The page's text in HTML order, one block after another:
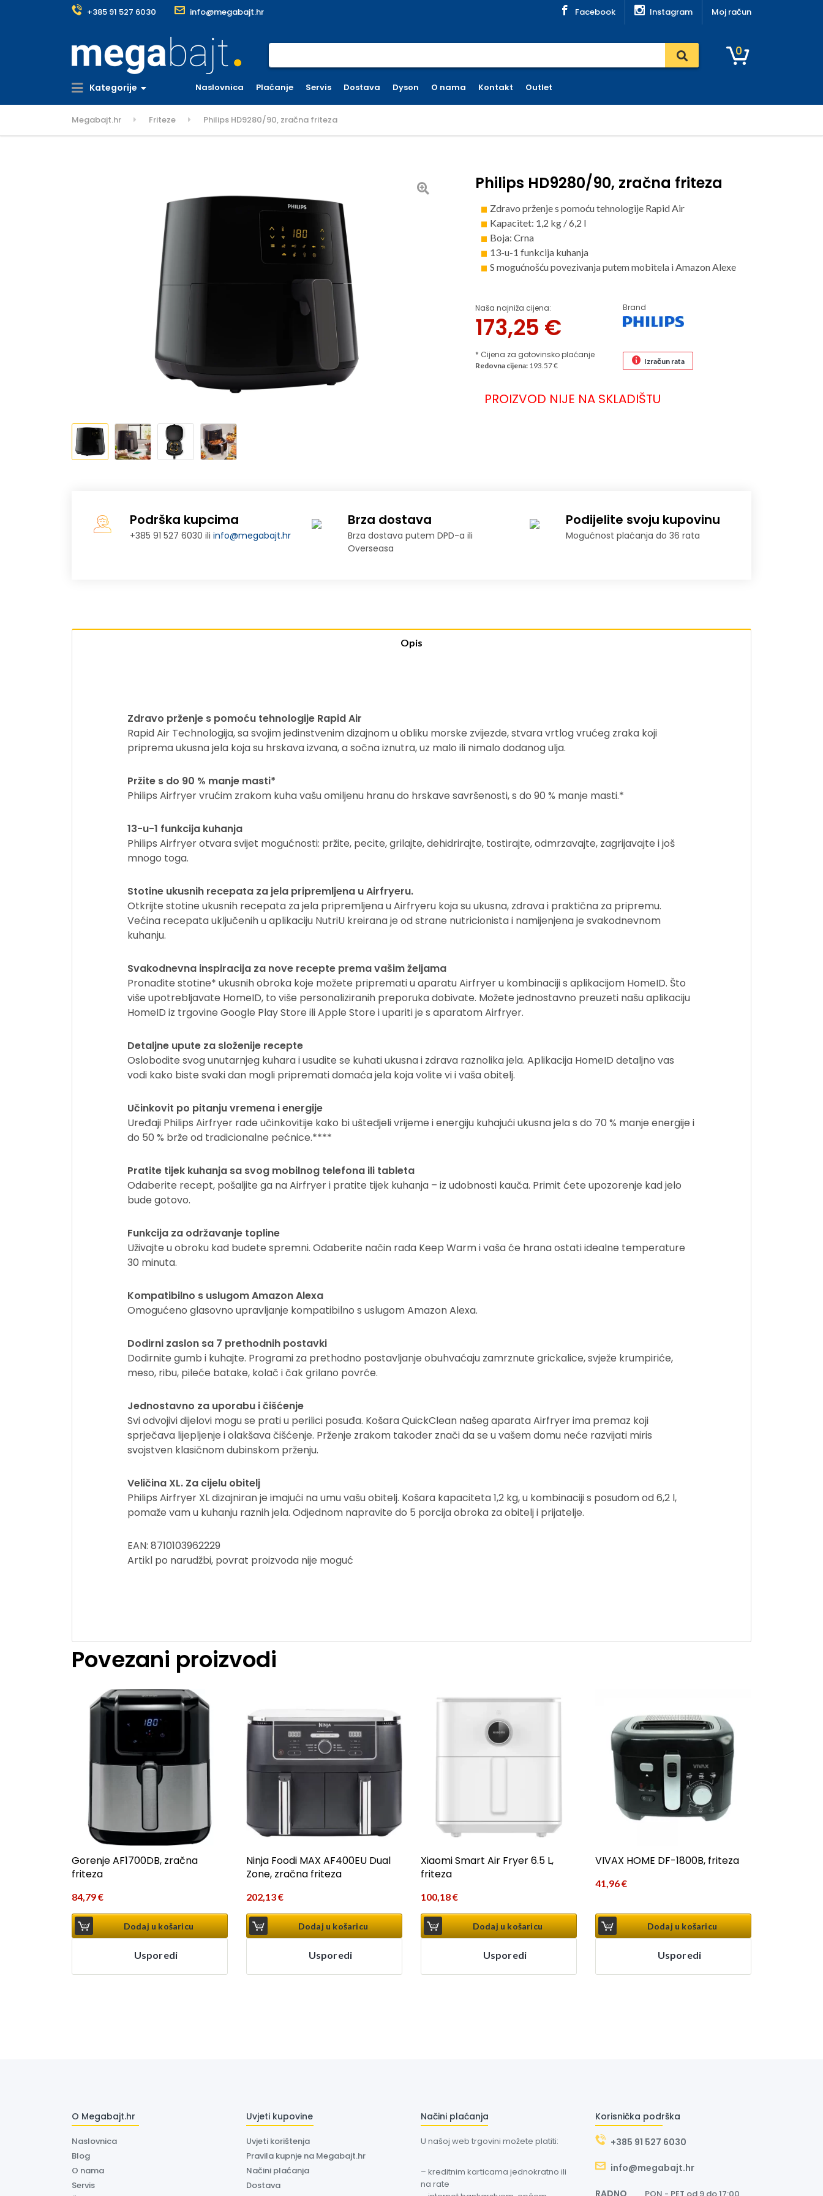
+385 91 527 6030 info@megabajt.hr Facebook Instagram Moj račun
0
Kategorije Naslovnica Plaćanje Servis Dostava Dyson O nama Kontakt Outlet
Megabajt.hr Friteze Philips HD9280/90, zračna friteza
Philips HD9280/90, zračna friteza
Zdravo prženje s pomoću tehnologije Rapid Air
Kapacitet: 1,2 kg / 6,2 l
Boja: Crna
13-u-1 funkcija kuhanja
S mogućnošću povezivanja putem mobitela i Amazon Alexe
Naša najniža cijena:
173,25 €
* Cijena za gotovinsko plaćanje
Brand
Redovna cijena: 193.57 € Izračun rata
PROIZVOD NIJE NA SKLADIŠTU
Podrška kupcima
+385 91 527 6030 iliinfo@megabajt.hr
Brza dostava
Brza dostava putem DPD-a ili
Overseasa
Podijelite svoju kupovinu
Mogućnost plaćanja do 36 rata
Opis
Zdravo prženje s pomoću tehnologije Rapid Air
Rapid Air Technologija, sa svojim jedinstvenim dizajnom u obliku morske zvijezde, stvara vrtlog vrućeg zraka koji
priprema ukusna jela koja su hrskava izvana, a sočna iznutra, uz malo ili nimalo dodanog ulja.
Pržite s do 90 % manje masti*
Philips Airfryer vrućim zrakom kuha vašu omiljenu hranu do hrskave savršenosti, s do 90 % manje masti.*
13-u-1 funkcija kuhanja
Philips Airfryer otvara svijet mogućnosti: pržite, pecite, grilajte, dehidrirajte, tostirajte, odmrzavajte, zagrijavajte i još
mnogo toga.
Stotine ukusnih recepata za jela pripremljena u Airfryeru.
Otkrijte stotine ukusnih recepata za jela pripremljena u Airfryeru koja su ukusna, zdrava i praktična za pripremu.
Većina recepata uključenih u aplikaciju NutriU kreirana je od strane nutricionista i namijenjena je svakodnevnom
kuhanju.
Svakodnevna inspiracija za nove recepte prema vašim željama
Pronađite stotine* ukusnih obroka koje možete pripremati u aparatu Airfryer u kombinaciji s aplikacijom HomeID. Što
više upotrebljavate HomeID, to više personaliziranih preporuka dobivate. Možete jednostavno preuzeti našu aplikaciju
HomeID iz trgovine Google Play Store ili Apple Store i upariti je s aparatom Airfryer.
Detaljne upute za složenije recepte
Oslobodite svog unutarnjeg kuhara i usudite se kuhati ukusna i zdrava raznolika jela. Aplikacija HomeID detaljno vas
vodi kako biste svaki dan mogli pripremati domaća jela koja volite vi i vaša obitelj.
Učinkovit po pitanju vremena i energije
Uređaji Philips Airfryer rade učinkovitije kako bi uštedjeli vrijeme i energiju kuhajući ukusna jela s do 70 % manje energije i
do 50 % brže od tradicionalne pećnice.****
Pratite tijek kuhanja sa svog mobilnog telefona ili tableta
Odaberite recept, pošaljite ga na Airfryer i pratite tijek kuhanja – iz udobnosti kauča. Primit ćete upozorenje kad jelo
bude gotovo.
Funkcija za održavanje topline
Uživajte u obroku kad budete spremni. Odaberite način rada Keep Warm i vaša će hrana ostati idealne temperature
30 minuta.
Kompatibilno s uslugom Amazon Alexa
Omogućeno glasovno upravljanje kompatibilno s uslugom Amazon Alexa.
Dodirni zaslon sa 7 prethodnih postavki
Dodirnite gumb i kuhajte. Programi za prethodno postavljanje obuhvaćaju zamrznute grickalice, svježe krumpiriće,
meso, ribu, pileće batake, kolač i čak grilano povrće.
Jednostavno za uporabu i čišćenje
Svi odvojivi dijelovi mogu se prati u perilici posuđa. Košara QuickClean našeg aparata Airfryer ima premaz koji
sprječava lijepljenje i olakšava čišćenje. Prženje zrakom također znači da se u vašem domu neće razvijati miris
svojstven klasičnom dubinskom prženju.
Veličina XL. Za cijelu obitelj
Philips Airfryer XL dizajniran je imajući na umu vašu obitelj. Košara kapaciteta 1,2 kg, u kombinaciji s posudom od 6,2 l,
pomaže vam u kuhanju raznih jela. Odjednom napravite do 5 porcija obroka za obitelj i prijatelje.
EAN: 8710103962229
Artikl po narudžbi, povrat proizvoda nije moguć
Povezani proizvodi
Gorenje AF1700DB, zračna
friteza
84,79€
Dodaj u košaricu
Usporedi
Ninja Foodi MAX AF400EU Dual
Zone, zračna friteza
202,13€
Dodaj u košaricu
Usporedi
Xiaomi Smart Air Fryer 6.5 L,
friteza
100,18€
Dodaj u košaricu
Usporedi
VIVAX HOME DF-1800B, friteza
41,96€
Dodaj u košaricu
Usporedi
O Megabajt.hr
Naslovnica
Blog
O nama
Servis
Uvjeti kupovine
Uvjeti korištenja
Pravila kupnje na Megabajt.hr
Načini plaćanja
Dostava
Načini plaćanja
U našoj web trgovini možete platiti:
– kreditnim karticama jednokratno ili
na rate
Korisnička podrška
+385 91 527 6030
info@megabajt.hr